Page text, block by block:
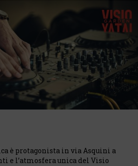
è protagonista in via Asquini a
e l’atmosfera unica del Visio